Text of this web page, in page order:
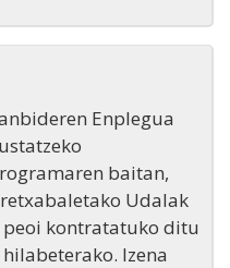
Enplegua
baitan,
Udalak
peoi kontratatuko ditu
Izena